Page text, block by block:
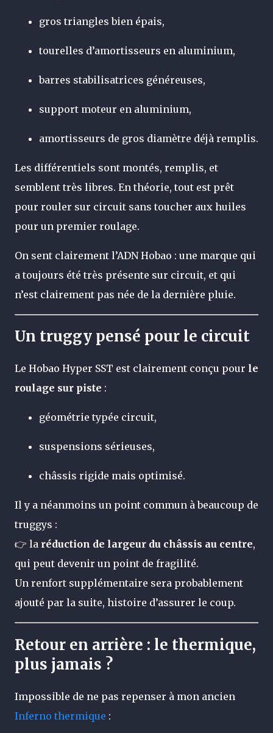
gros triangles bien épais,
tourelles d’amortisseurs en aluminium,
barres stabilisatrices généreuses,
support moteur en aluminium,
amortisseurs de gros diamètre déjà remplis.
Les différentiels sont montés, remplis, et
semblent très libres. En théorie, tout est prêt
pour rouler sur circuit sans toucher aux huiles
pour un premier roulage.
On sent clairement l’ADN Hobao : une marque qui
a toujours été très présente sur circuit, et qui
n’est clairement pas née de la dernière pluie.
Un truggy pensé pour le circuit
Le Hobao Hyper SST est clairement conçu pour le
roulage sur piste :
géométrie typée circuit,
suspensions sérieuses,
châssis rigide mais optimisé.
Il y a néanmoins un point commun à beaucoup de
truggys :
👉 la réduction de largeur du châssis au centre,
qui peut devenir un point de fragilité.
Un renfort supplémentaire sera probablement
ajouté par la suite, histoire d’assurer le coup.
Retour en arrière : le thermique,
plus jamais ?
Impossible de ne pas repenser à mon ancien
Inferno thermique :